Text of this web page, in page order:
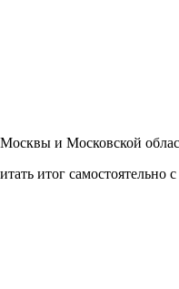
и Московской
итог самостоятельно